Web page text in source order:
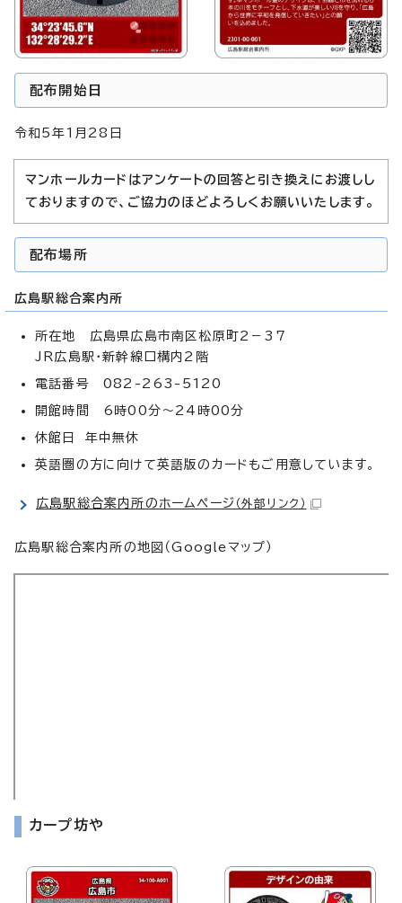
配布開始日
令和5年1月28日
マンホールカードはアンケートの回答と引き換えにお渡しし
ておりますので、ご協力のほどよろしくお願いいたします。
配布場所
広島駅総合案内所
所在地 広島県広島市南区松原町2－37
JR広島駅・新幹線口構内2階
電話番号 082-263-5120
開館時間 6時00分～24時00分
休館日 年中無休
英語圏の方に向けて英語版のカードもご用意しています。
広島駅総合案内所のホームページ （外部リンク）
広島駅総合案内所の地図（Googleマップ）
カープ坊や